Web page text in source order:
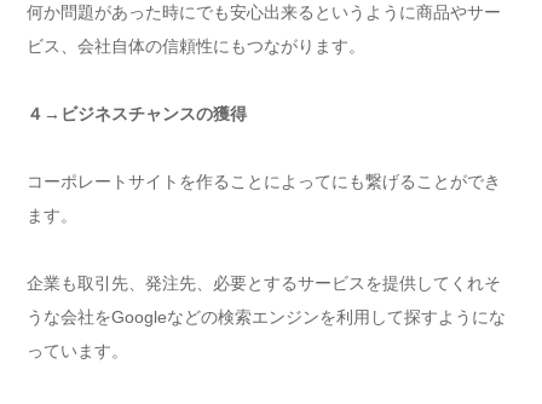
何か問題があった時にでも安心出来るというように商品やサー
ビス、会社自体の信頼性にもつながります。
４→ビジネスチャンスの獲得
コーポレートサイトを作ることによってにも繋げることができ
ます。
企業も取引先、発注先、必要とするサービスを提供してくれそ
うな会社をGoogleなどの検索エンジンを利用して探すようにな
っています。